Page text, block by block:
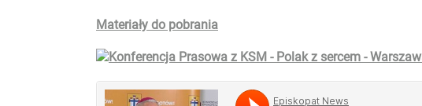
Materiały do pobrania